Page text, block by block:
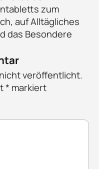
zum
auf Alltägliches
das Besondere
veröffentlicht.
* markiert